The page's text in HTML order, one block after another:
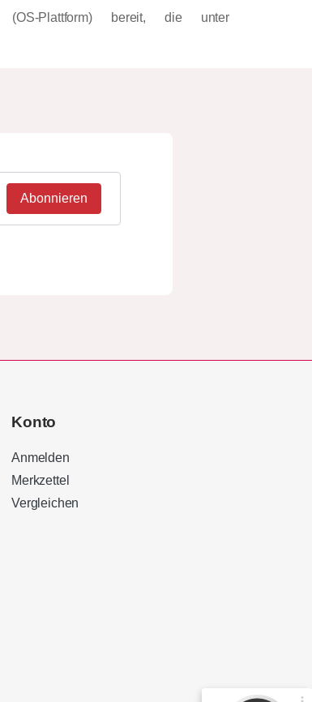
(OS-Plattform) bereit, die unter
Abonnieren
Konto
Anmelden
Merkzettel
Vergleichen